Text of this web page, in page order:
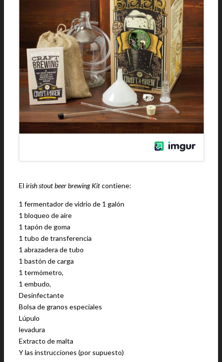
El irish stout beer brewing Kitcontiene:
1 fermentador de vidrio de 1 galón
1 bloqueo de aire
1 tapón de goma
1 tubo de transferencia
1 abrazadera de tubo
1 bastón de carga
1 termómetro,
1 embudo,
Desinfectante
Bolsa de granos especiales
Lúpulo
levadura
Extracto de malta
Y las instrucciones (por supuesto)